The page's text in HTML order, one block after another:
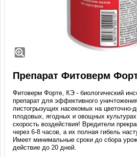
Препарат Фитоверм
Фитоверм Форте, КЭ - биологический
препарат для эффективного
листогрызущих насекомых на цветочно-
плодовых, ягодных и овощных
скорость воздействия! Вредители
через 6-8 часов, а их полная гибель
Имеет минимальные сроки до сбора
действие до 20 дней.